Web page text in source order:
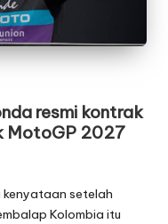
resmi kontrak
MotoGP 2027
kenyataan setelah
Kolombia itu